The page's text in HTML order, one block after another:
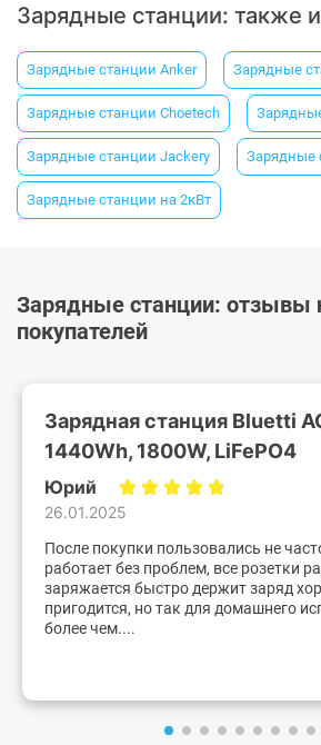
Зарядные станции: также
Зарядные станции Anker Зарядные
Зарядные станции Choetech
Зарядные станции Jackery Зарядные
Зарядные станции на 2кВт
Зарядные станции: отзывы
покупателей
Зарядная станция Bluetti
1440Wh, 1800W, LiFePO4
Юрий
26.01.2025
После покупки пользовались не
работает без проблем, все розетки
заряжается быстро держит заряд
пригодится, но так для домашнего
более чем....